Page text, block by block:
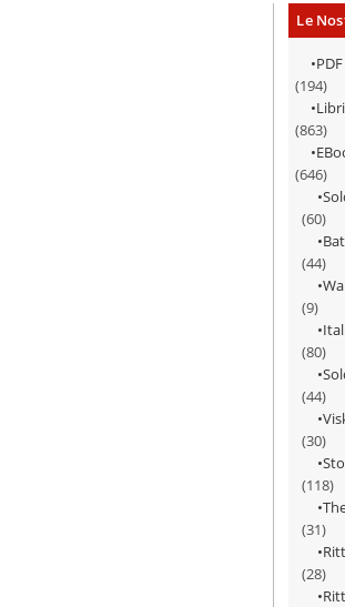
Le
PDF
(194)
Libri
(863)
(646)
(60)
(44)
(9)
(80)
(44)
(30)
(118)
(31)
(28)